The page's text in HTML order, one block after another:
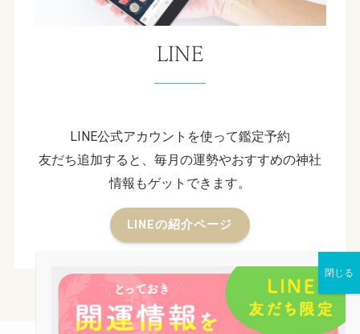
LINE
LINE公式アカウントを使って鑑定予約
友だち追加すると、毎月の運勢やおすすめの神社
情報もゲットできます。
LINEの紹介ページ